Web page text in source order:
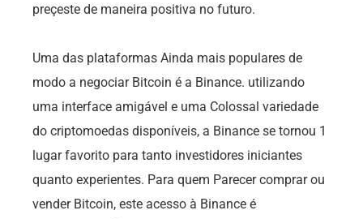
preçeste de maneira positiva no futuro.
Uma das plataformas Ainda mais populares de
modo a negociar Bitcoin é a Binance. utilizando
uma interface amigável e uma Colossal variedade
do criptomoedas disponíveis, a Binance se tornou 1
lugar favorito para tanto investidores iniciantes
quanto experientes. Para quem Parecer comprar ou
vender Bitcoin, este acesso à Binance é